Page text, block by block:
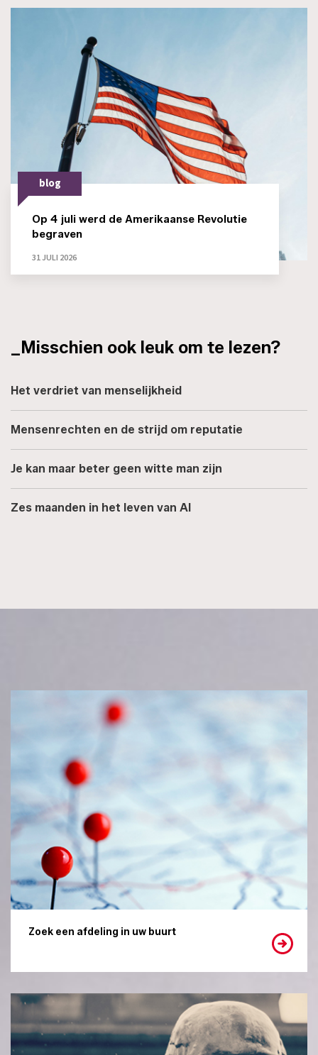
blog
Op 4 juli werd de Amerikaanse Revolutie
begraven
31 JULI 2026
_Misschien ook leuk om te lezen?
Het verdriet van menselijkheid
Mensenrechten en de strijd om reputatie
Je kan maar beter geen witte man zijn
Zes maanden in het leven van AI
Zoek een afdeling in uw buurt